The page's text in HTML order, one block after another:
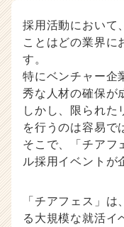
せ
-
採用活動において
ことはどの業界に
す。
特にベンチャー企
秀な人材の確保が
しかし、限られた
を行うのは容易で
そこで、「チアフ
ル採用イベントが
「チアフェス」
る大規模な就活イ